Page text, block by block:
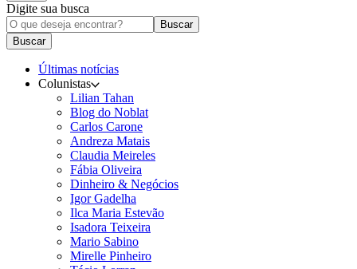
Digite sua busca
Buscar
Buscar
Últimas notícias
Colunistas
Lilian Tahan
Blog do Noblat
Carlos Carone
Andreza Matais
Claudia Meireles
Fábia Oliveira
Dinheiro & Negócios
Igor Gadelha
Ilca Maria Estevão
Isadora Teixeira
Mario Sabino
Mirelle Pinheiro